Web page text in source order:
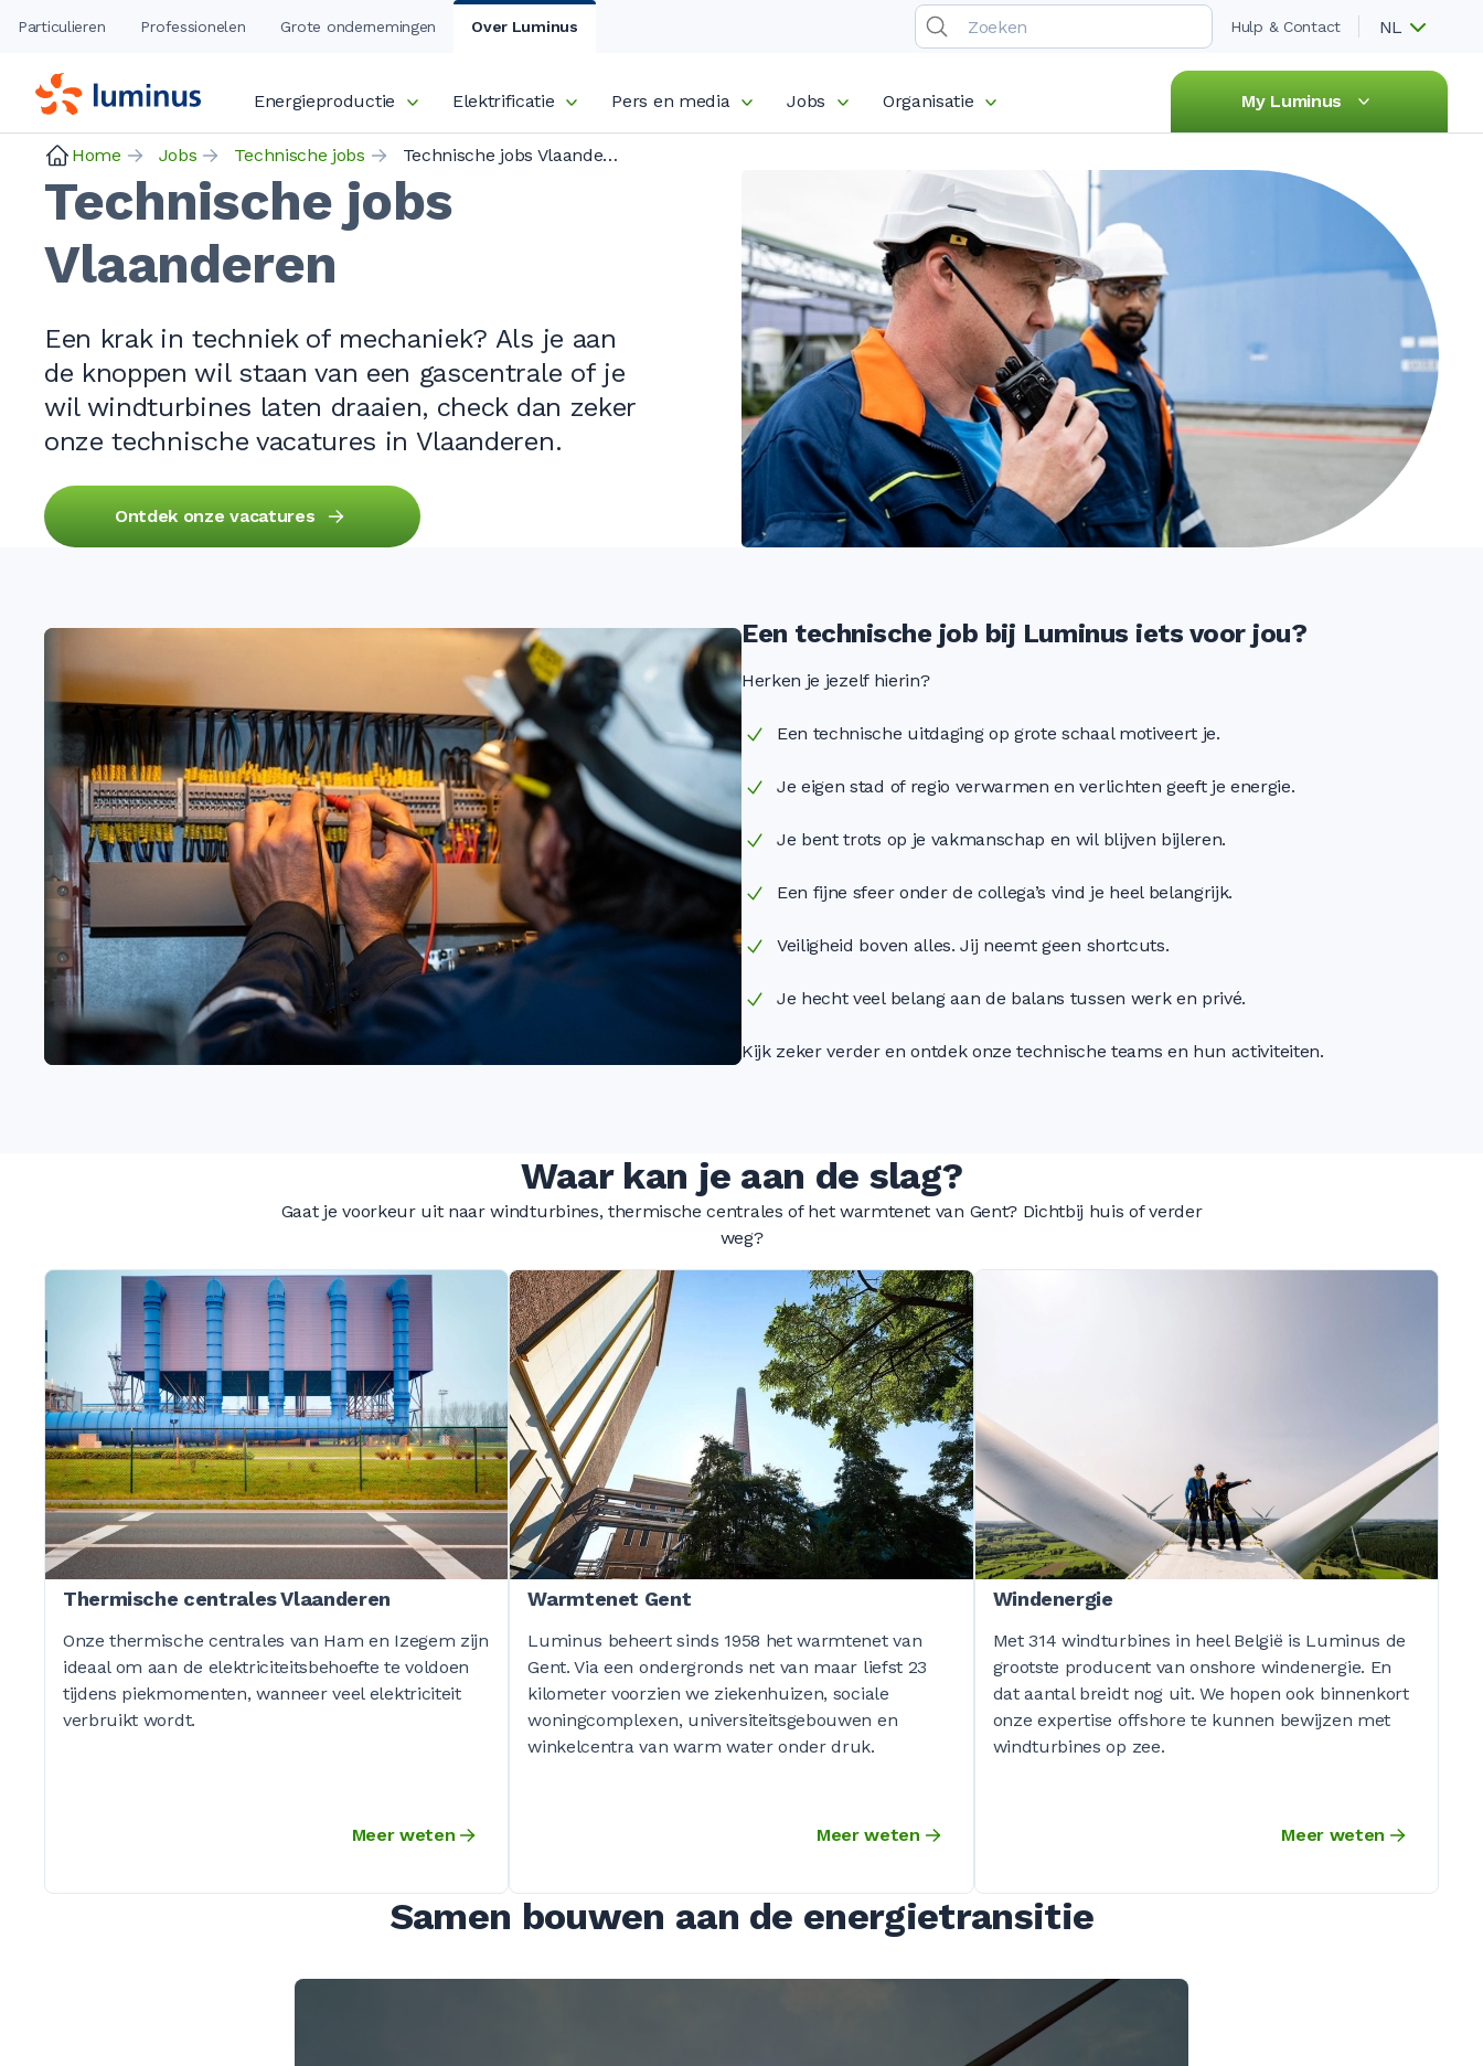
Particulieren Professionelen Grote ondernemingen Over Luminus Hulp & Contact NL
Energieproductie Elektrificatie Pers en media Jobs Organisatie My Luminus
Home Jobs Technische jobs Technische jobs Vlaanderen
Technische jobs
Vlaanderen
Een krak in techniek of mechaniek? Als je aan
de knoppen wil staan van een gascentrale of je
wil windturbines laten draaien, check dan zeker
onze technische vacatures in Vlaanderen.
Ontdek onze vacatures
Een technische job bij Luminus iets voor jou?
Herken je jezelf hierin?
Een technische uitdaging op grote schaal motiveert je.
Je eigen stad of regio verwarmen en verlichten geeft je energie.
Je bent trots op je vakmanschap en wil blijven bijleren.
Een fijne sfeer onder de collega’s vind je heel belangrijk.
Veiligheid boven alles. Jij neemt geen shortcuts.
Je hecht veel belang aan de balans tussen werk en privé.
Kijk zeker verder en ontdek onze technische teams en hun activiteiten.
Waar kan je aan de slag?
Gaat je voorkeur uit naar windturbines, thermische centrales of het warmtenet van Gent? Dichtbij huis of verder
weg?
Thermische centrales Vlaanderen
Onze thermische centrales van Ham en Izegem zijn
ideaal om aan de elektriciteitsbehoefte te voldoen
tijdens piekmomenten, wanneer veel elektriciteit
verbruikt wordt.
Meer weten
Warmtenet Gent
Luminus beheert sinds 1958 het warmtenet van
Gent. Via een ondergronds net van maar liefst 23
kilometer voorzien we ziekenhuizen, sociale
woningcomplexen, universiteitsgebouwen en
winkelcentra van warm water onder druk.
Meer weten
Windenergie
Met 314 windturbines in heel België is Luminus de
grootste producent van onshore windenergie. En
dat aantal breidt nog uit. We hopen ook binnenkort
onze expertise offshore te kunnen bewijzen met
windturbines op zee.
Meer weten
Samen bouwen aan de energietransitie